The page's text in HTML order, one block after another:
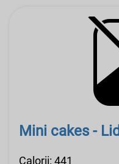
Mini cakes - Lidl
Calorii: 441